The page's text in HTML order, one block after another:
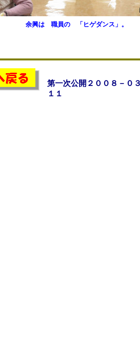
余興は 職員の 「ヒゲダンス」。
第一次公開２００８－０
１１